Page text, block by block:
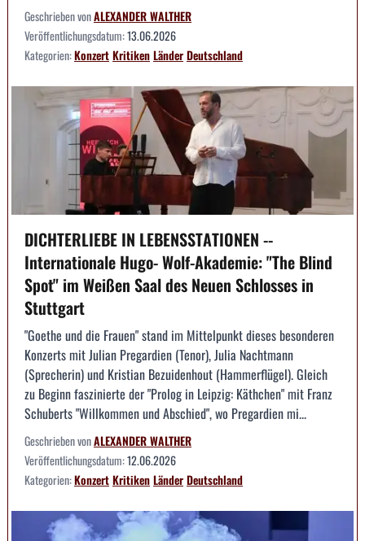
Geschrieben vonALEXANDER WALTHER
Veröffentlichungsdatum:13.06.2026
Kategorien:KonzertKritikenLänderDeutschland
DICHTERLIEBE IN LEBENSSTATIONEN --
Internationale Hugo- Wolf-Akademie: "The Blind
Spot" im Weißen Saal des Neuen Schlosses in
Stuttgart
"Goethe und die Frauen" stand im Mittelpunkt dieses besonderen
Konzerts mit Julian Pregardien (Tenor), Julia Nachtmann
(Sprecherin) und Kristian Bezuidenhout (Hammerflügel). Gleich
zu Beginn faszinierte der "Prolog in Leipzig: Käthchen" mit Franz
Schuberts "Willkommen und Abschied", wo Pregardien mi...
Geschrieben vonALEXANDER WALTHER
Veröffentlichungsdatum:12.06.2026
Kategorien:KonzertKritikenLänderDeutschland